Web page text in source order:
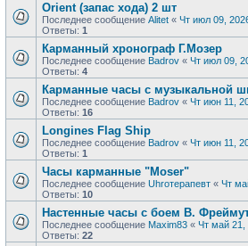
Orient (запас хода) 2 шт
Последнее сообщение Alitet « Чт июл 09,
Ответы: 1
Карманный хронограф Г.Мозер
Последнее сообщение Badrov « Чт июл 09,
Ответы: 4
Карманные часы с музыкальной
Последнее сообщение Badrov « Чт июн 11,
Ответы: 16
Longines Flag Ship
Последнее сообщение Badrov « Чт июн 11,
Ответы: 1
Часы карманные "Moser"
Последнее сообщение Uhroтерапевт « Чт
Ответы: 10
Настенные часы с боем В.
Последнее сообщение Maxim83 « Чт май 21,
Ответы: 22